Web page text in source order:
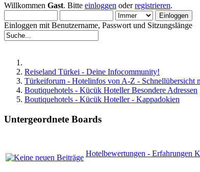
Willkommen Gast. Bitte einloggen oderregistrieren.
Einloggen mit Benutzername, Passwort und Sitzungslänge
Reiseland Türkei - Deine Infocommunity!
Türkeiforum - Hotelinfos von A-Z - Schnellübersicht
Boutiquehotels - Kücük Hoteller Besondere Adressen
Boutiquehotels - Kücük Hoteller - Kappadokien
Untergeordnete Boards
Hotelbewertungen - Erfahrungen